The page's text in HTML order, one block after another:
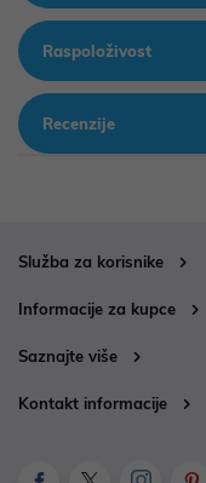
Raspoloživost
Recenzije
Služba za korisnike
Informacije za kupce
Saznajte više
Kontakt informacije